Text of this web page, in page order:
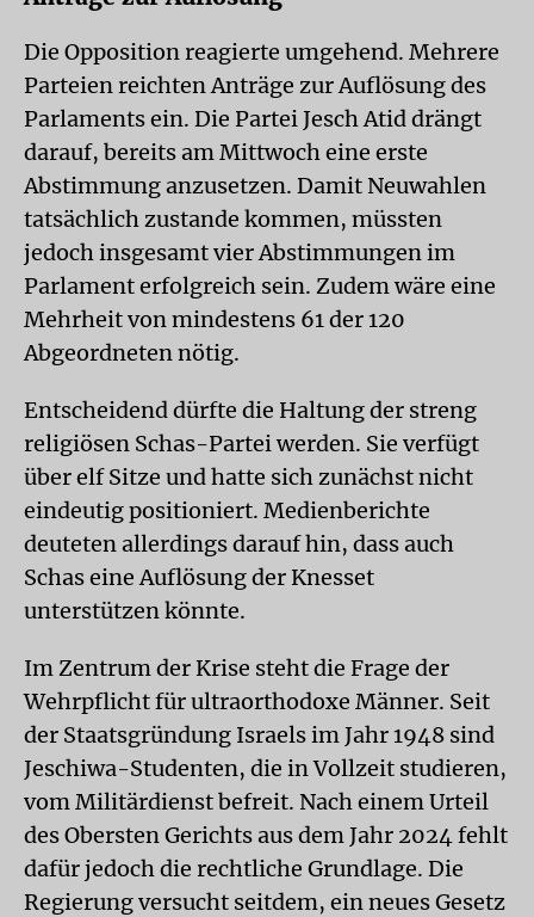
Die Opposition reagierte umgehend. Mehrere
Parteien reichten Anträge zur Auflösung des
Parlaments ein. Die Partei Jesch Atid drängt
darauf, bereits am Mittwoch eine erste
Abstimmung anzusetzen. Damit Neuwahlen
tatsächlich zustande kommen, müssten
jedoch insgesamt vier Abstimmungen im
Parlament erfolgreich sein. Zudem wäre eine
Mehrheit von mindestens 61 der 120
Abgeordneten nötig.
Entscheidend dürfte die Haltung der streng
religiösen Schas-Partei werden. Sie verfügt
über elf Sitze und hatte sich zunächst nicht
eindeutig positioniert. Medienberichte
deuteten allerdings darauf hin, dass auch
Schas eine Auflösung der Knesset
unterstützen könnte.
Im Zentrum der Krise steht die Frage der
Wehrpflicht für ultraorthodoxe Männer. Seit
der Staatsgründung Israels im Jahr 1948 sind
Jeschiwa-Studenten, die in Vollzeit studieren,
vom Militärdienst befreit. Nach einem Urteil
des Obersten Gerichts aus dem Jahr 2024 fehlt
dafür jedoch die rechtliche Grundlage. Die
Regierung versucht seitdem, ein neues Gesetz